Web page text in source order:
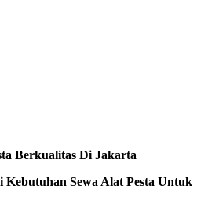
Berkualitas Di Jakarta
Kebutuhan Sewa Alat Pesta Untuk